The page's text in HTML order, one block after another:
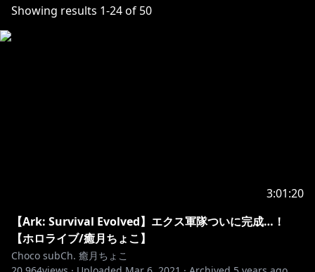
Showing results 1-24of 50
3:01:20
【Ark: Survival Evolved】エクス軍隊ついに完成…！
【ホロライブ/癒月ちょこ】
Choco subCh. 癒月ちょこ